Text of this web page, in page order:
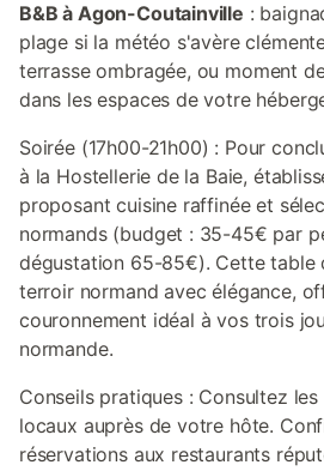
B&B à Agon-Coutainville :
plage si la météo s'avère
terrasse ombragée, ou moment
dans les espaces de votre
Soirée (17h00-21h00) : Pour
à la Hostellerie de la Baie,
proposant cuisine raffinée et
normands (budget : 35-45€ par
dégustation 65-85€). Cette table
terroir normand avec élégance,
couronnement idéal à vos trois
normande.
Conseils pratiques : Consultez
locaux auprès de votre hôte.
réservations aux restaurants